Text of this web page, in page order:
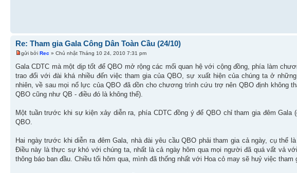
Re: Tham gia Gala Công Dân Toàn Cầu (24/10)
gửi bởi Rec » Chủ nhật Tháng 10 24, 2010 7:31 pm
Gala CDTC mà một dịp tốt để QBO mở rộng các mối quan hệ với cộng đồng, phía làm
trao đổi với đài khá nhiều đến việc tham gia của QBO, sự xuất hiện của chúng ta ở
nhiên, về sau mọi nổ lực của QBO đã dồn cho chương trình cứu trợ nên QBO định không
QBO cũng như QB - điều đó là không thể).
Một tuần trước khi sự kiện xảy diễn ra, phía CDTC đồng ý để QBO chỉ tham gia đêm
QBO.
Hai ngày trước khi diễn ra đêm Gala, nhà đài yêu cầu QBO phải tham gia cả ngày, cụ thể
Điều này là thực sự khó với chúng ta, nhất là cả ngày hôm qua mọi người đã quá vất vả
thông báo ban đầu. Chiều tối hôm qua, mình đã thống nhất với Hoa cỏ may sẽ huỷ việc tham